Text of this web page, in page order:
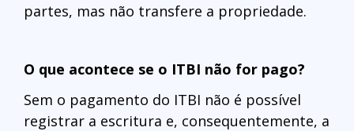
partes, mas não transfere a propriedade.
O que acontece se o ITBI não for pago?
Sem o pagamento do ITBI não é possível
registrar a escritura e, consequentemente, a